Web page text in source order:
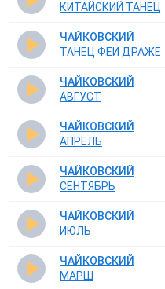
КИТАЙСКИЙ ТАНЕЦ
ЧАЙКОВСКИЙ
ТАНЕЦ ФЕИ ДРАЖЕ
ЧАЙКОВСКИЙ
АВГУСТ
ЧАЙКОВСКИЙ
АПРЕЛЬ
ЧАЙКОВСКИЙ
СЕНТЯБРЬ
ЧАЙКОВСКИЙ
ИЮЛЬ
ЧАЙКОВСКИЙ
МАРШ